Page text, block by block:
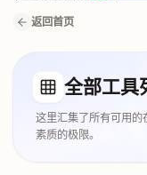
返回首页
全部工具
这里汇集了所有可用的
素质的极限。